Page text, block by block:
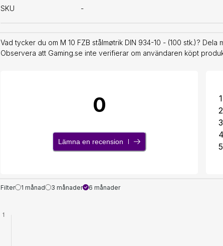
SKU -
Vad tycker du om M 10 FZB stålmøtrik DIN 934-10 - (100 stk.)?
Observera att Gaming.se inte verifierar om användaren köpt
0
Lämna en recension
1
2
3
4
5
Filter 1 månad 3 månader 6 månader